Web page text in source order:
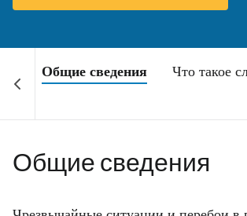
Общие сведения Что такое
Общие сведения